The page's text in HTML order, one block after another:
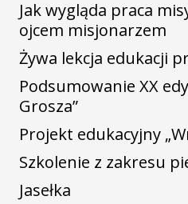
Jak wygląda praca
ojcem misjonarzem
Żywa lekcja edukacji
Podsumowanie XX
Grosza”
Projekt edukacyjny
Szkolenie z zakresu
Jasełka